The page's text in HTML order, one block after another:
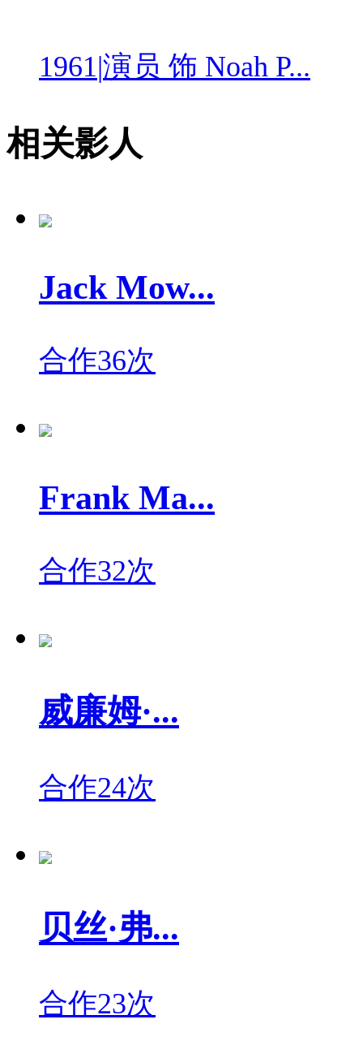
1961|演员 饰 Noah P...
相关影人
Jack Mow...
合作36次
Frank Ma...
合作32次
威廉姆·...
合作24次
贝丝·弗...
合作23次